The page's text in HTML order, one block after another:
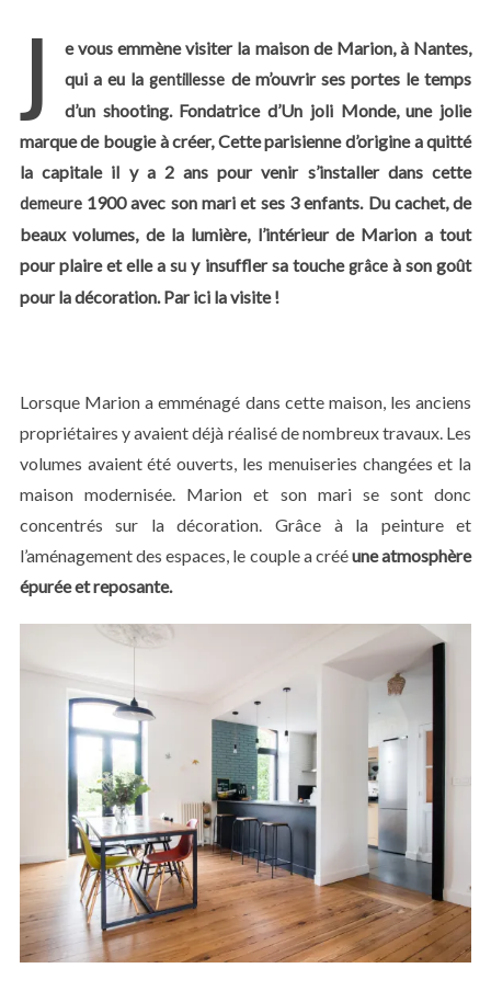
J
e vous emmène visiter la maison de Marion, à Nantes,
qui a eu lagentillesse de m’ouvrir ses portes le temps
d’un shooting. Fondatrice d’Un joli Monde, une jolie
marque de bougie à créer, Cette parisienne d’origine a quitté
la capitale il y a 2 ans pour venir s’installer dans cette
demeure1900 avec son mari et ses 3 enfants. Du cachet, de
beaux volumes, de la lumière, l’intérieur de Marion a tout
pour plaire et elle asu y insuffler sa touchegrâceà son goût
pour la décoration. Par ici la visite !
Lorsque Marion a emménagé dans cette maison, les anciens
propriétaires y avaient déjà réalisé de nombreux travaux. Les
volumes avaient été ouverts, les menuiseries changées et la
maison modernisée. Marion et son mari se sont donc
concentrés sur la décoration. Grâce à la peinture et
l’aménagement des espaces, le couple a crééune atmosphère
épurée et reposante.